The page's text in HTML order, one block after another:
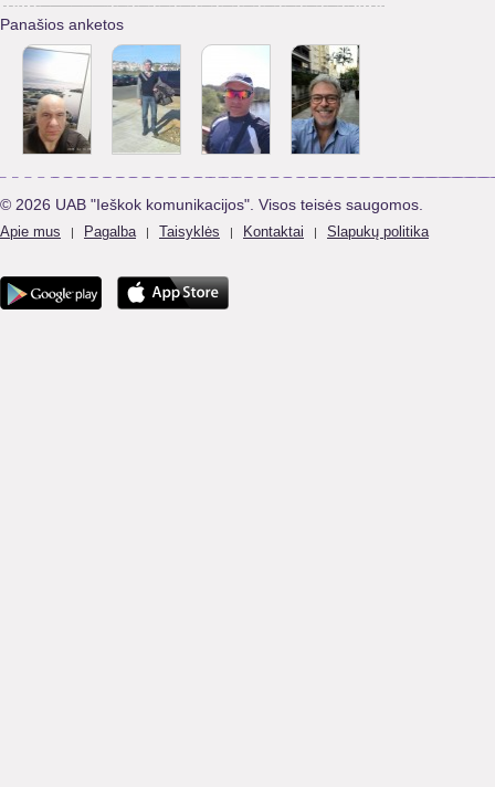
Panašios anketos
© 2026 UAB "Ieškok komunikacijos". Visos teisės saugomos.
Apie mus | Pagalba | Taisyklės | Kontaktai | Slapukų politika